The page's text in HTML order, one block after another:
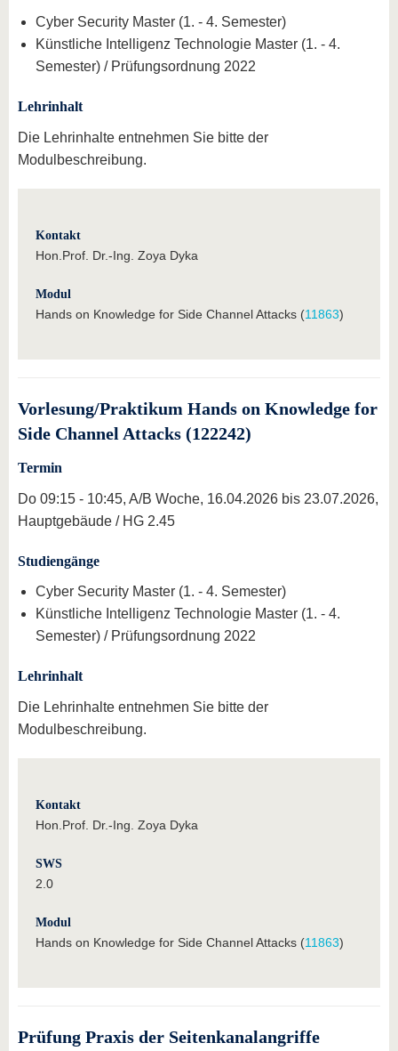
Cyber Security Master (1. - 4. Semester)
Künstliche Intelligenz Technologie Master (1. - 4.
Semester) / Prüfungsordnung 2022
Lehrinhalt
Die Lehrinhalte entnehmen Sie bitte der
Modulbeschreibung.
Kontakt
Hon.Prof. Dr.-Ing. Zoya Dyka
Modul
Hands on Knowledge for Side Channel Attacks (11863)
Vorlesung/Praktikum Hands on Knowledge for
Side Channel Attacks (122242)
Termin
Do 09:15 - 10:45, A/B Woche, 16.04.2026 bis 23.07.2026,
Hauptgebäude / HG 2.45
Studiengänge
Cyber Security Master (1. - 4. Semester)
Künstliche Intelligenz Technologie Master (1. - 4.
Semester) / Prüfungsordnung 2022
Lehrinhalt
Die Lehrinhalte entnehmen Sie bitte der
Modulbeschreibung.
Kontakt
Hon.Prof. Dr.-Ing. Zoya Dyka
SWS
2.0
Modul
Hands on Knowledge for Side Channel Attacks (11863)
Prüfung Praxis der Seitenkanalangriffe